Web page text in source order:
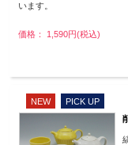
います。
価格： 1,590円(税込)
NEW
PICK UP